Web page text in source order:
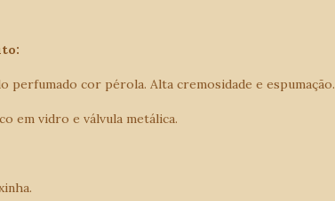
perfumado cor pérola. Alta cremosidade e espumação.
em vidro e válvula metálica.